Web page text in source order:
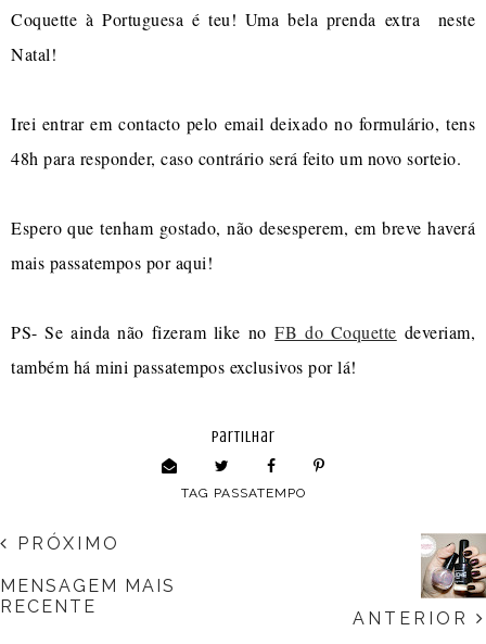
Coquette à Portuguesa é teu! Uma bela prenda extra neste
Natal!
Irei entrar em contacto pelo email deixado no formulário, tens
48h para responder, caso contrário será feito um novo sorteio.
Espero que tenham gostado, não desesperem, em breve haverá
mais passatempos por aqui!
PS- Se ainda não fizeram like noFB do Coquette deveriam,
também há mini passatempos exclusivos por lá!
partilhar
TAG PASSATEMPO
ANTERIOR
PRÓXIMO
MENSAGEM MAIS
RECENTE